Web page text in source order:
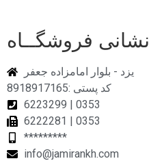
نشانی فروشگــاه
یزد - بلوار امامزاده جعفر
کد پستی :8918917165
6223299 | 0353
6222281 | 0353
*********
info@jamirankh.com